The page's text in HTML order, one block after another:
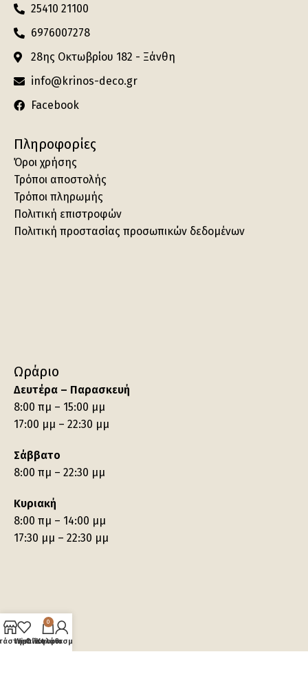
25410 21100
6976007278
28ης Οκτωβρίου 182 - Ξάνθη
info@krinos-deco.gr
Facebook
Πληροφορίες
Όροι χρήσης
Τρόποι αποστολής
Τρόποι πληρωμής
Πολιτική επιστροφών
Πολιτική προστασίας προσωπικών δεδομένων
Ωράριο
Δευτέρα – Παρασκευή
8:00 πμ – 15:00 μμ
17:00 μμ – 22:30 μμ
Σάββατο
8:00 πμ – 22:30 μμ
Κυριακή
8:00 πμ – 14:00 μμ
17:30 μμ – 22:30 μμ
Wishlist
0
Καλάθι
Ο λογαριασμός μου